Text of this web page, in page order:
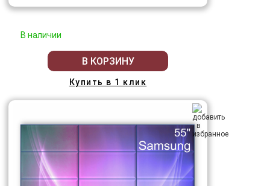
В наличии
В КОРЗИНУ
Купить в 1 клик